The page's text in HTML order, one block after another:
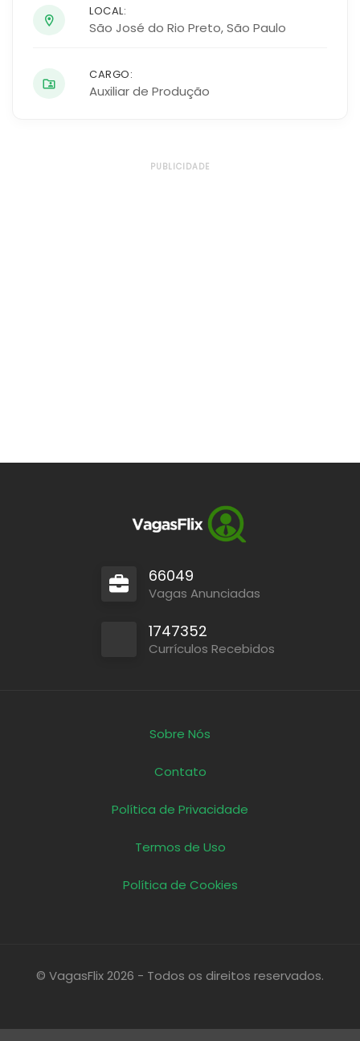
LOCAL:
São José do Rio Preto,São Paulo
CARGO:
Auxiliar de Produção
PUBLICIDADE
66049
Vagas Anunciadas
1747352
Currículos Recebidos
Sobre Nós
Contato
Política de Privacidade
Termos de Uso
Política de Cookies
© VagasFlix 2026 - Todos os direitos reservados.